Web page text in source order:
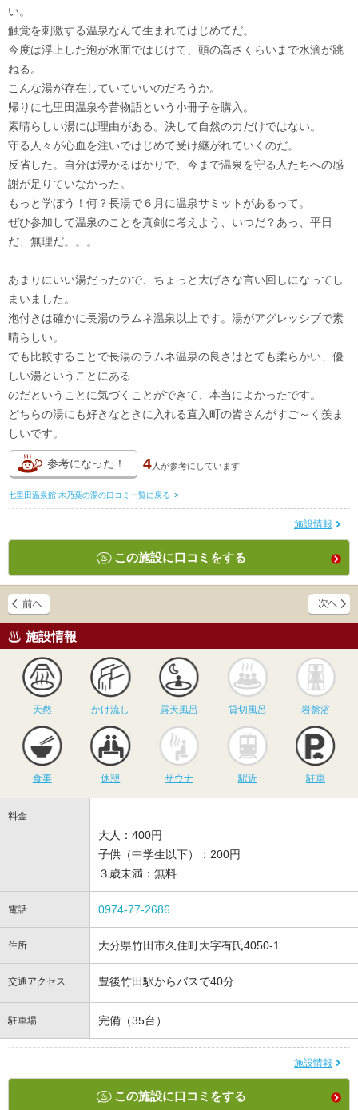
い。
触覚を刺激する温泉なんて生まれてはじめてだ。
今度は浮上した泡が水面ではじけて、頭の高さくらいまで水滴が跳
ねる。
こんな湯が存在していていいのだろうか。
帰りに七里田温泉今昔物語という小冊子を購入。
素晴らしい湯には理由がある。決して自然の力だけではない。
守る人々が心血を注いではじめて受け継がれていくのだ。
反省した。自分は浸かるばかりで、今まで温泉を守る人たちへの感
謝が足りていなかった。
もっと学ぼう！何？長湯で６月に温泉サミットがあるって。
ぜひ参加して温泉のことを真剣に考えよう、いつだ？あっ、平日
だ、無理だ。。。
あまりにいい湯だったので、ちょっと大げさな言い回しになってし
まいました。
泡付きは確かに長湯のラムネ温泉以上です。湯がアグレッシブで素
晴らしい。
でも比較することで長湯のラムネ温泉の良さはとても柔らかい、優
しい湯ということにある
のだということに気づくことができて、本当によかったです。
どちらの湯にも好きなときに入れる直入町の皆さんがすご～く羨ま
しいです。
参考になった！ 4人が参考にしています
七里田温泉館 木乃葉の湯の口コミ一覧に戻る >
施設情報
この施設に口コミをする
施設情報
天然
かけ流し
かけ流し
露天風呂
露天風呂
貸切風呂
貸切風呂 岩盤浴
食事 休憩
サウナ
サウナ 駅近 駐車
料金
大人：400円
子供（中学生以下）：200円
３歳未満：無料
電話 0974-77-2686
住所 大分県竹田市久住町大字有氏4050-1
交通アクセス 豊後竹田駅からバスで40分
駐車場 完備（35台）
施設情報
この施設に口コミをする